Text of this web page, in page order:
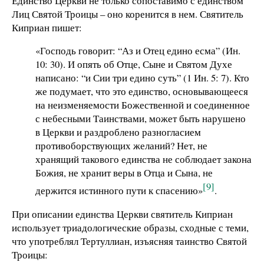
Лиц Святой Троицы – оно коренится в нем. Святитель
Киприан пишет:
«Господь говорит: “Аз и Отец едино есма” (Ин.
10: 30). И опять об Отце, Сыне и Святом Духе
написано: “и Сии три едино суть” (1 Ин. 5: 7). Кто
же подумает, что это единство, основывающееся
на неизменяемости Божественной и соединенное
с небесными Таинствами, может быть нарушено
в Церкви и раздроблено разногласием
противоборствующих желаний? Нет, не
хранящий такового единства не соблюдает закона
Божия, не хранит веры в Отца и Сына, не
держится истинного пути к спасению»[9].
При описании единства Церкви святитель Киприан
использует триадологические образы, сходные с теми,
что употреблял Тертуллиан, изъясняя таинство Святой
Троицы: